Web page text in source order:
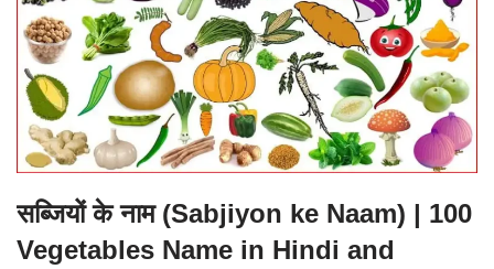
सब्जियों के नाम (Sabjiyon ke Naam) | 100
Vegetables Name in Hindi and